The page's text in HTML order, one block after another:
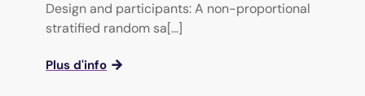
Design and participants: A non-proportional
stratified random sa[...]
Plus d'info